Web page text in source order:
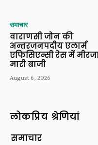
समाचार
वाराणसी जोन की
अन्तरजनपदीय एलार्म
एफिसिएन्सी रेस में
मारी बाजी
August 6, 2026
लोकप्रिय श्रेणियां
समाचार